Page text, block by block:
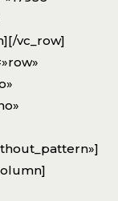
vc_row]